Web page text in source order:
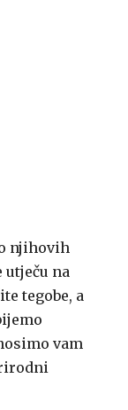
njihovih
na
tegobe, a
vam